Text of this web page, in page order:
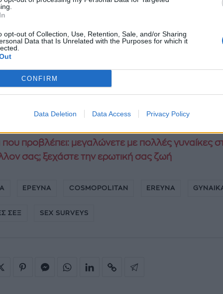
opt-out of Collection, Use, Retention, Sale, and/or Sharing
Data that Is Unrelated with the Purposes for which it
CONFIRM
Data Deletion Data Access Privacy Policy
που μας διδάσκει: τι θέλουν οι άντρες από τις
μυρωδιά που καλεί για σεξ;
μας ανοίγει τα μάτια: πόσα εκατοστά μπορεί
ένα πέος;
που προβλέπει: μεγαλώνετε με πολλές γυναίκες
σας; ξεχάστε την ερωτική σας ζωή
ΕΡΕΥΝΑ COSMOPOLITAN EREYNA
ΣΕΞ SEX SURVEYS